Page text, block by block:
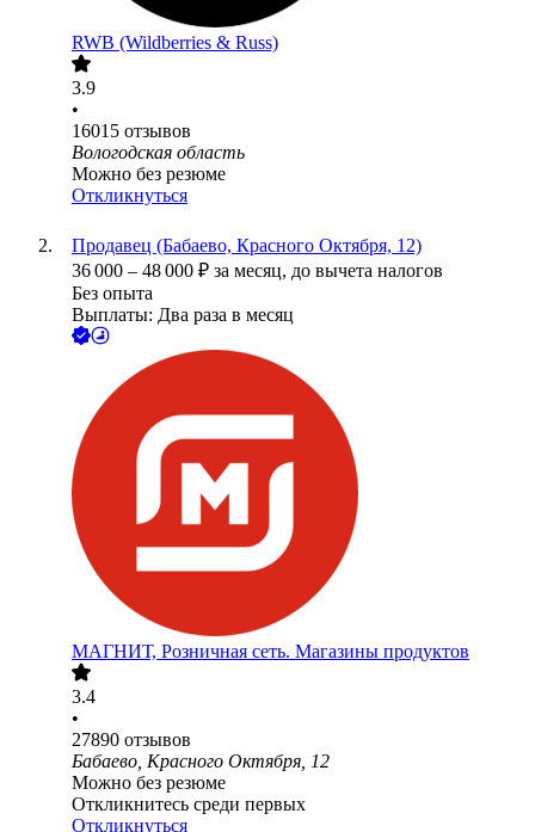
RWB (Wildberries & Russ)
3.9
•
16015 отзывов
Вологодская область
Можно без резюме
Откликнуться
Продавец (Бабаево, Красного Октября, 12)
36 000 – 48 000 ₽ за месяц, до вычета налогов
Без опыта
Выплаты: Два раза в месяц
МАГНИТ, Розничная сеть. Магазины продуктов
3.4
•
27890 отзывов
Бабаево, Красного Октября, 12
Можно без резюме
Откликнитесь среди первых
Откликнуться